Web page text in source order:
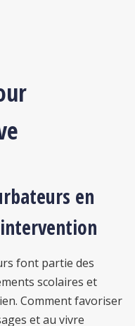
en
font partie des
scolaires et
Comment favoriser
et au vivre